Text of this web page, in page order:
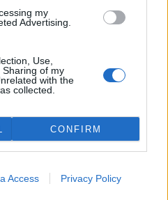
my
Advertising.
Use,
of my
with the
collected.
CONFIRM
Access Privacy Policy
Rybářství Litomyšl muselo
kvůli dlouhodobému suchu a
slovit pět rybníků. U dalších
vodních ploch hrozí, že při
nutné rovněž přistoupit k
bez běžného přítoku vody, což
Rybářství Litomyšl Michal